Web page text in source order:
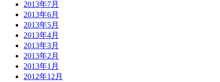
2013年7月
2013年6月
2013年5月
2013年4月
2013年3月
2013年2月
2013年1月
2012年12月